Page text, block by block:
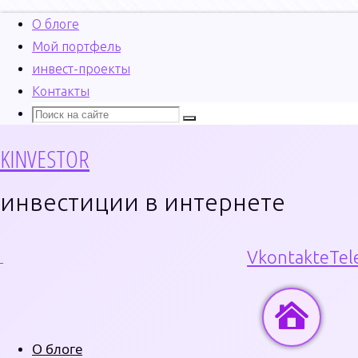
Перейти
О блоге
Мой портфель
инвест-проекты
Контакты
Поиск
Что
Поиск
KINVESTOR
инвестиции в интернете
Vkontakte
О блоге
Главная